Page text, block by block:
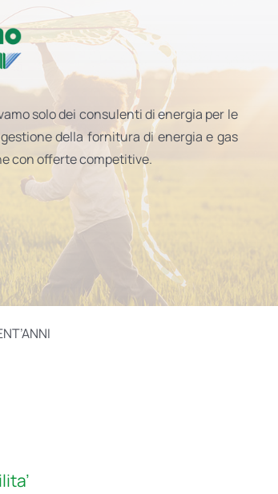
solo dei consulenti di energia per le
della fornitura di energia e gas
con offerte competitive.